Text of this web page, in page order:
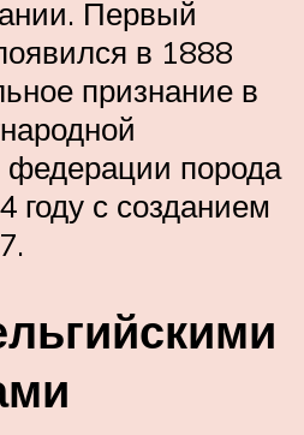
Первый
в 1888
признание в
федерации порода
году с созданием